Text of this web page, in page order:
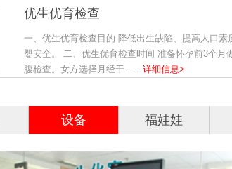
优生优育检查
一、优生优育检查目的 降低出生缺陷、提高人口素
婴安全。 二、优生优育检查时间 准备怀孕前3个月
腹检查。女方选择月经干……详细信息>
设备 福娃娃